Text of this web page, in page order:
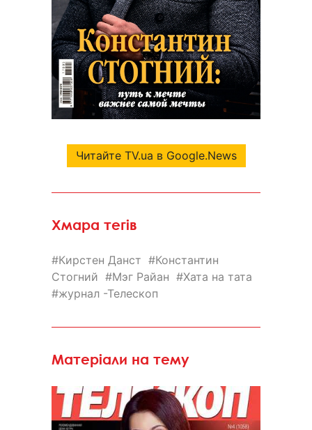
Читайте TV.ua в Google.News
Хмара тегів
Кирстен Данст
Константин
Стогний
Мэг Райан
Хата на тата
журнал -Телескоп
Матеріали на тему